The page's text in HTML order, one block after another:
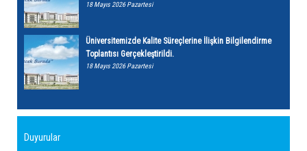
18 Mayıs 2026 Pazartesi
Üniversitemizde Kalite Süreçlerine İlişkin Bilgilendirme
Toplantısı Gerçekleştirildi.
18 Mayıs 2026 Pazartesi
Duyurular